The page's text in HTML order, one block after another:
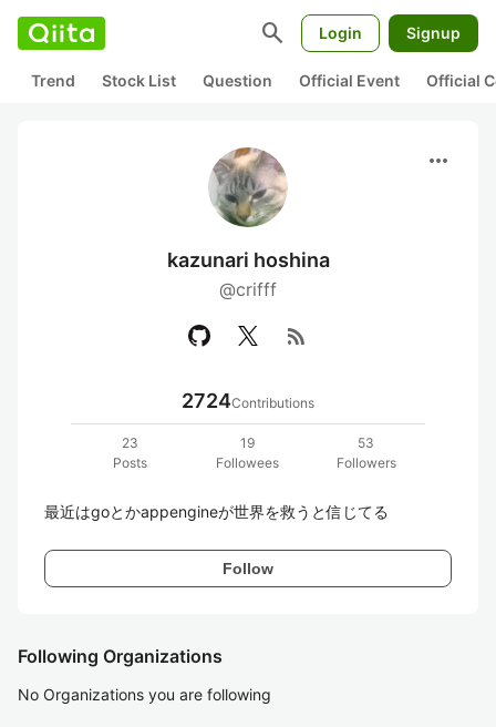
search Login Signup
Trend Stock List Question Official Event Official
more_horiz
kazunari hoshina
@crifff
rss_feed
2724Contributions
23
Posts
19
Followees
53
Followers
最近はgoとかappengineが世界を救うと信じてる
Follow
Following Organizations
No Organizations you are following